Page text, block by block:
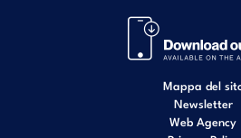
Mappa del
Newsletter
Web Agency